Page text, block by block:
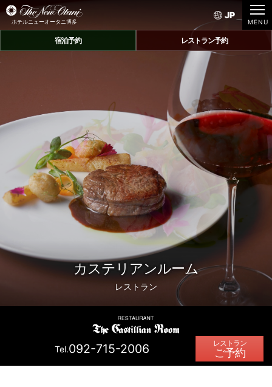
ホテルニューオータニ博多
JP
宿泊予約 レストラン予約
カステリアンルーム
レストラン
Tel.092-715-2006 ご予約